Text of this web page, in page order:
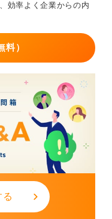
ししていた場合は、
されます。不安が
人事担当へ正直に補
が、公務員採用で
効率よく企業からの内
料）
る